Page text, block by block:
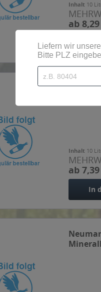
Inhalt 10
ab
In
0,5l
Inhalt 10
ab
In